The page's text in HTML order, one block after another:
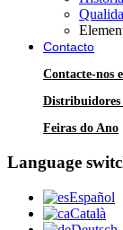
Contacto
Contacte-nos
Distribuidores
Feiras do Ano
Language
Español
Català